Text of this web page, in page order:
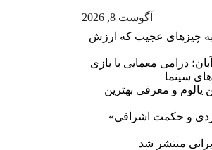
آگوست 8, 2026
چیزهای عجیب که ارزش
درامی معمایی با بازی
سینما
یالوم و معرفی بهترین
و حکمت اشراقی»
منتشر شد